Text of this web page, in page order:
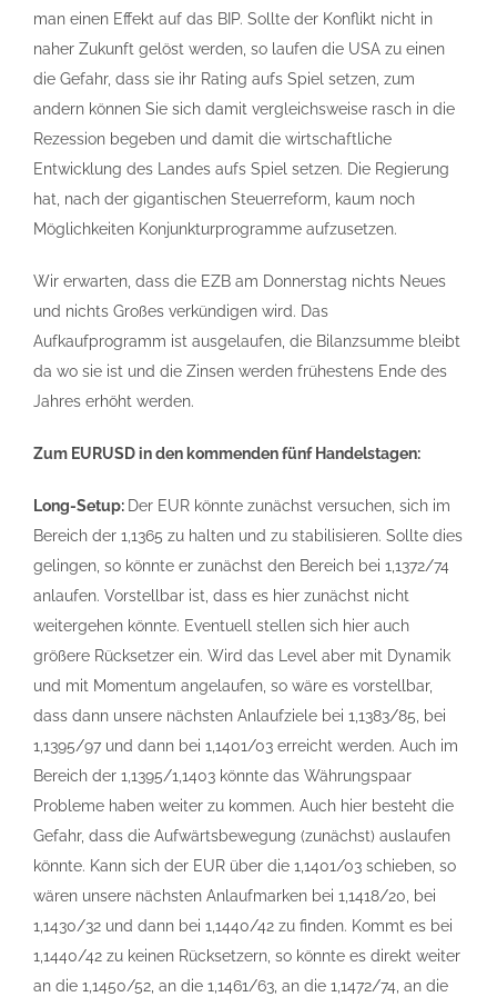
man einen Effekt auf das BIP. Sollte der Konflikt nicht in
naher Zukunft gelöst werden, so laufen die USA zu einen
die Gefahr, dass sie ihr Rating aufs Spiel setzen, zum
andern können Sie sich damit vergleichsweise rasch in die
Rezession begeben und damit die wirtschaftliche
Entwicklung des Landes aufs Spiel setzen. Die Regierung
hat, nach der gigantischen Steuerreform, kaum noch
Möglichkeiten Konjunkturprogramme aufzusetzen.
Wir erwarten, dass die EZB am Donnerstag nichts Neues
und nichts Großes verkündigen wird. Das
Aufkaufprogramm ist ausgelaufen, die Bilanzsumme bleibt
da wo sie ist und die Zinsen werden frühestens Ende des
Jahres erhöht werden.
Zum EURUSD in den kommenden fünf Handelstagen:
Long-Setup: Der EUR könnte zunächst versuchen, sich im
Bereich der 1,1365 zu halten und zu stabilisieren. Sollte dies
gelingen, so könnte er zunächst den Bereich bei 1,1372/74
anlaufen. Vorstellbar ist, dass es hier zunächst nicht
weitergehen könnte. Eventuell stellen sich hier auch
größere Rücksetzer ein. Wird das Level aber mit Dynamik
und mit Momentum angelaufen, so wäre es vorstellbar,
dass dann unsere nächsten Anlaufziele bei 1,1383/85, bei
1,1395/97 und dann bei 1,1401/03 erreicht werden. Auch im
Bereich der 1,1395/1,1403 könnte das Währungspaar
Probleme haben weiter zu kommen. Auch hier besteht die
Gefahr, dass die Aufwärtsbewegung (zunächst) auslaufen
könnte. Kann sich der EUR über die 1,1401/03 schieben, so
wären unsere nächsten Anlaufmarken bei 1,1418/20, bei
1,1430/32 und dann bei 1,1440/42 zu finden. Kommt es bei
1,1440/42 zu keinen Rücksetzern, so könnte es direkt weiter
an die 1,1450/52, an die 1,1461/63, an die 1,1472/74, an die